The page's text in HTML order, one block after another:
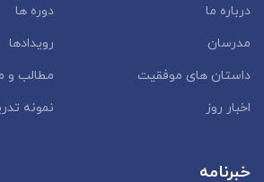
درباره ما
دوره ها
مدرسان
رویدادها
داستان‌ های موفقیت
مطالب و
اخبار روز
نمونه
خبرنامه